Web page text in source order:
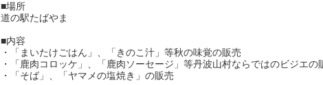
■場所
道の駅たばやま
■内容
・「まいたけごはん」、「きのこ汁」等秋の味覚の販売
・「鹿肉コロッケ」、「鹿肉ソーセージ」等丹波山村ならではのビジエの
・「そば」、「ヤマメの塩焼き」の販売